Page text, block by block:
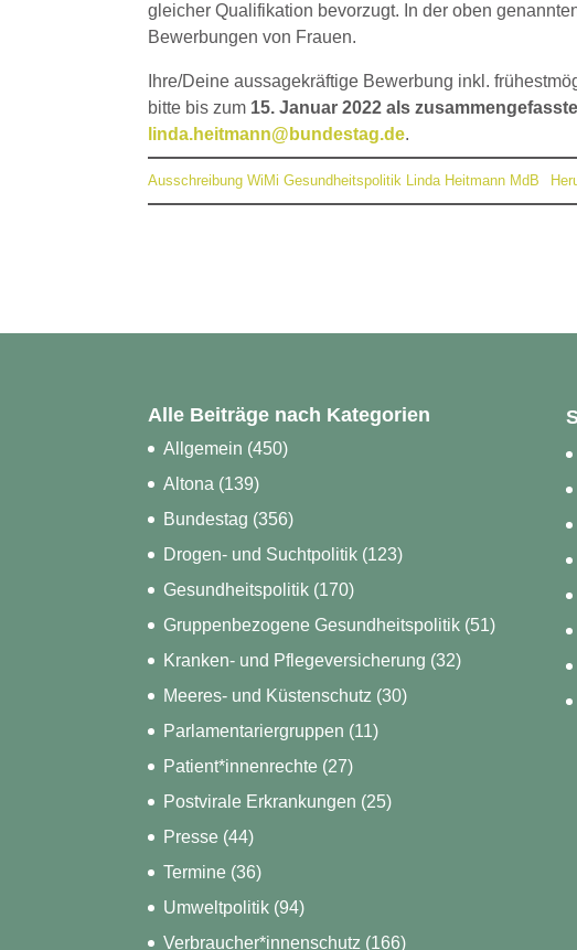
gleicher Qualifikation bevorzugt. In der oben
Bewerbungen von Frauen.
Ihre/Deine aussagekräftige Bewerbung inkl.
bitte bis zum 15. Januar 2022 als
linda.heitmann@bundestag.de.
Ausschreibung WiMi Gesundheitspolitik Linda Heitmann MdB
Alle Beiträge nach Kategorien
Allgemein (450)
Altona (139)
Bundestag (356)
Drogen- und Suchtpolitik (123)
Gesundheitspolitik (170)
Gruppenbezogene Gesundheitspolitik (51)
Kranken- und Pflegeversicherung (32)
Meeres- und Küstenschutz (30)
Parlamentariergruppen (11)
Patient*innenrechte (27)
Postvirale Erkrankungen (25)
Presse (44)
Termine (36)
Umweltpolitik (94)
Verbraucher*innenschutz (166)